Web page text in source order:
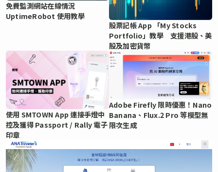
免費監測網站在線情況
UptimeRobot 使用教學
股票記帳 App 「My Stocks
Portfolio」教學 支援港股、美
股及加密貨幣
使用 SMTOWN App 連接手燈中
控及獲得 Passport / Rally 電子
印章
Adobe Firefly 限時優惠！Nano
Banana、Flux.2 Pro 等模型無
限次生成